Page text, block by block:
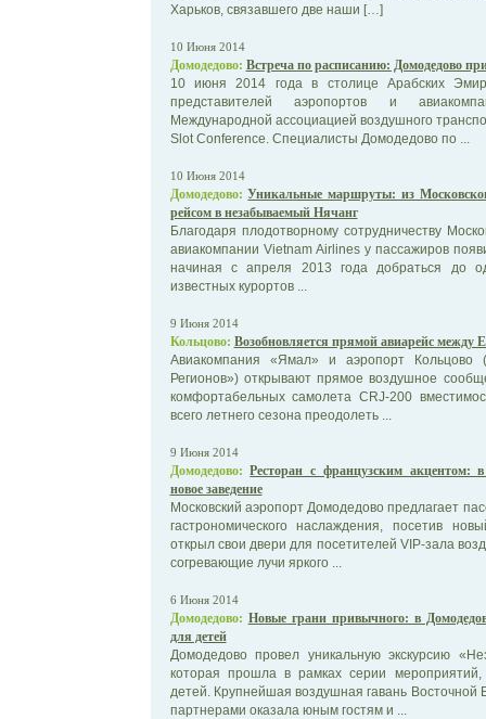
Харьков, связавшего две наши […]
10 Июня 2014
Домодедово: Встреча по расписанию: Домодедово
10 июня 2014 года в столице Арабских
представителей аэропортов и
Международной ассоциацией воздушного
Slot Conference. Специалисты Домодедово по ...
10 Июня 2014
Домодедово: Уникальные маршруты: из
рейсом в незабываемый Нячанг
Благодаря плодотворному сотрудничеству
авиакомпании Vietnam Airlines у пассажиров
начиная с апреля 2013 года добраться до
известных курортов ...
9 Июня 2014
Кольцово: Возобновляется прямой авиарейс между
Авиакомпания «Ямал» и аэропорт Кольцово
Регионов») открывают прямое воздушное
комфортабельных самолета CRJ-200
всего летнего сезона преодолеть ...
9 Июня 2014
Домодедово: Ресторан с французским акцентом:
новое заведение
Московский аэропорт Домодедово предлагает
гастрономического наслаждения, посетив
открыл свои двери для посетителей VIP-зала
согревающие лучи яркого ...
6 Июня 2014
Домодедово: Новые грани привычного: в
для детей
Домодедово провел уникальную экскурсию
которая прошла в рамках серии
детей. Крупнейшая воздушная гавань Восточной
партнерами оказала юным гостям и ...